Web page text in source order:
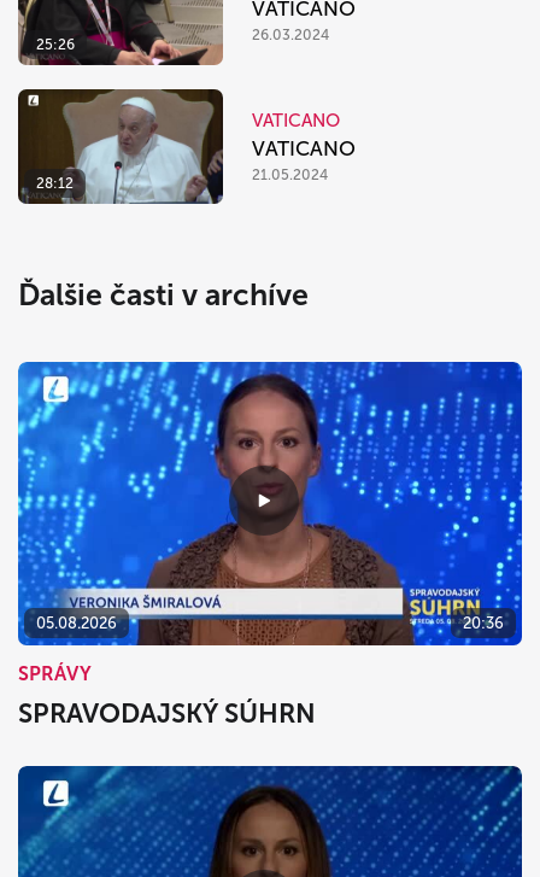
25:26
VATICANO
26.03.2024
28:12
VATICANO
VATICANO
21.05.2024
Ďalšie časti v archíve
05.08.2026 20:36
SPRÁVY
SPRAVODAJSKÝ SÚHRN